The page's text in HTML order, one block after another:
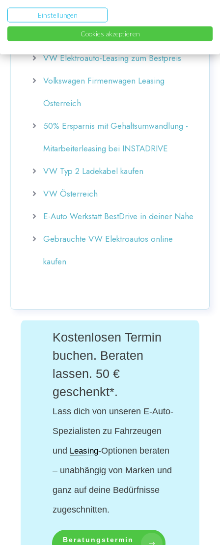
kaufen
Österreich
VW Elektroauto-Leasing zum Bestpreis
Volkswagen Firmenwagen Leasing
Österreich
50% Ersparnis mit Gehaltsumwandlung -
Mitarbeiterleasing bei INSTADRIVE
VW Typ 2 Ladekabel kaufen
VW Österreich
E-Auto Werkstatt BestDrive in deiner Nähe
Gebrauchte VW Elektroautos online
kaufen
Kostenlosen Termin
buchen. Beraten
lassen. 50 €
geschenkt*.
Lass dich von unseren E-Auto-
Spezialisten zu Fahrzeugen
und Leasing-Optionen beraten
– unabhängig von Marken und
ganz auf deine Bedürfnisse
zugeschnitten.
Beratungstermin
Einstellungen
Cookies akzeptieren